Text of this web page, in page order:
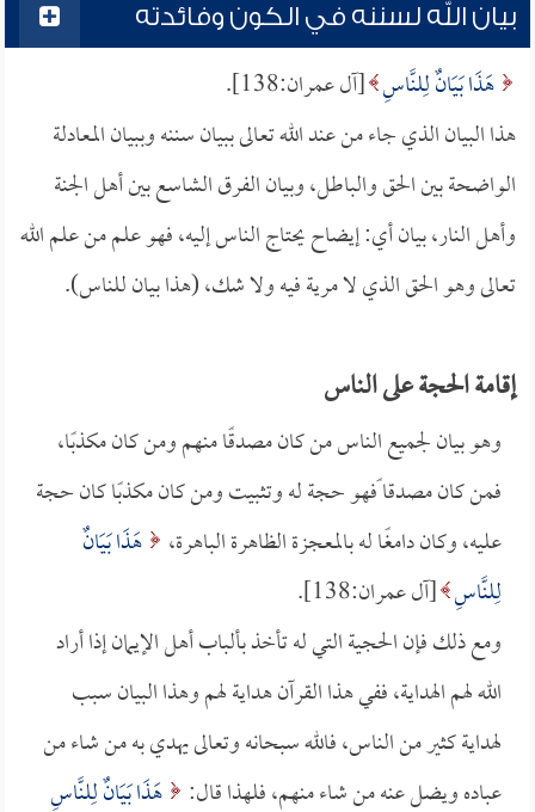
بيان الله لسننه في الكون وفائدته
هَذَا بَيَانٌ لِلنَّاسِ [آل عمران:138].
هذا البيان الذي جاء من عند الله تعالى ببيان سننه وببيان المعادلة
الواضحة بين الحق والباطل، وبيان الفرق الشاسع بين أهل الجنة
وأهل النار، بيان أي: إيضاح يحتاج الناس إليه، فهو علم من علم الله
تعالى وهو الحق الذي لا مرية فيه ولا شك، (هذا بيان للناس).
إقامة الحجة على الناس
وهو بيان لجميع الناس من كان مصدقًا منهم ومن كان مكذبًا،
فمن كان مصدقا ًفهو حجة له وتثبيت ومن كان مكذبًا كان حجة
عليه، وكان دامغًا له بالمعجزة الظاهرة الباهرة، هَذَا بَيَانٌ
لِلنَّاسِ [آل عمران:138].
ومع ذلك فإن الحجية التي له تأخذ بألباب أهل الإيمان إذا أراد
الله لهم الهداية، ففي هذا القرآن هداية لهم وهذا البيان سبب
لهداية كثير من الناس، فالله سبحانه وتعالى يهدي به من شاء من
عباده ويضل عنه من شاء منهم، فلهذا قال: هَذَا بَيَانٌ لِلنَّاسِ